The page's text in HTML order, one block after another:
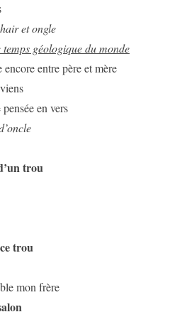
et ongle
temps géologique du monde
encore entre père et mère
en vers
trou
trou
mon frère